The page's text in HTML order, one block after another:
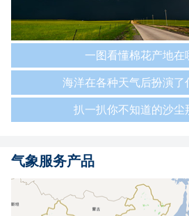
一图看懂棉花产地在
海洋在各种天气后扮演了
扒一扒你不知道的沙尘
气象服务产品